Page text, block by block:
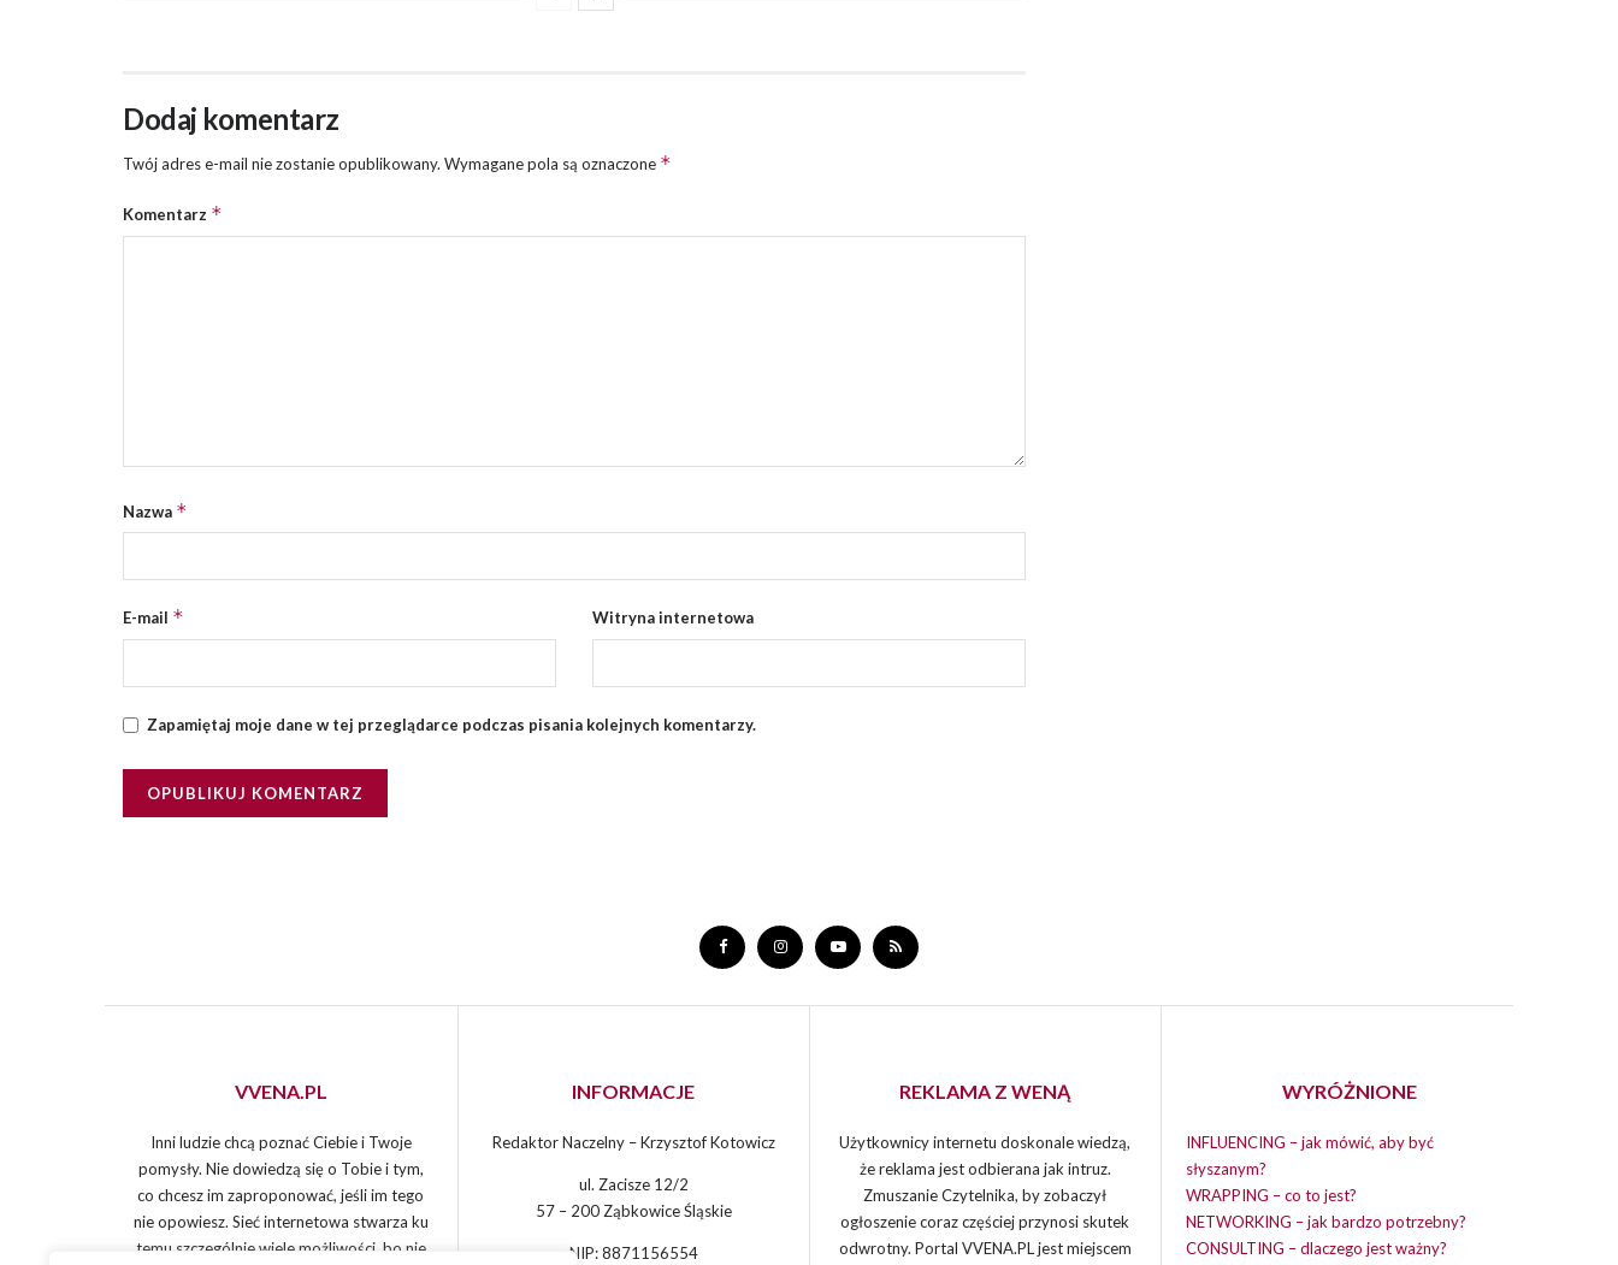
Dodaj komentarz
Twój adres e-mail nie zostanie opublikowany. Wymagane pola są oznaczone *
Komentarz *
Nazwa *
E-mail * Witryna internetowa
Zapamiętaj moje dane w tej przeglądarce podczas pisania kolejnych komentarzy.
VVENA.PL
Inni ludzie chcą poznać Ciebie i Twoje
pomysły. Nie dowiedzą się o Tobie i tym,
co chcesz im zaproponować, jeśli im tego
nie opowiesz. Sieć internetowa stwarza ku
temu szczególnie wiele możliwości, bo nie
INFORMACJE
Redaktor Naczelny – Krzysztof Kotowicz
ul. Zacisze 12/2
57 – 200 Ząbkowice Śląskie
NIP: 8871156554
REKLAMA Z WENĄ
Użytkownicy internetu doskonale wiedzą,
że reklama jest odbierana jak intruz.
Zmuszanie Czytelnika, by zobaczył
ogłoszenie coraz częściej przynosi skutek
odwrotny. Portal VVENA.PL jest miejscem
WYRÓŻNIONE
INFLUENCING – jak mówić, aby być
słyszanym?
WRAPPING – co to jest?
NETWORKING – jak bardzo potrzebny?
CONSULTING – dlaczego jest ważny?